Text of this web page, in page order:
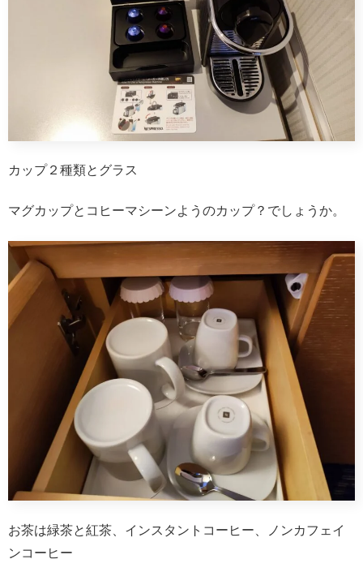
カップ２種類とグラス
マグカップとコヒーマシーンようのカップ？でしょうか。
お茶は緑茶と紅茶、インスタントコーヒー、ノンカフェイ
ンコーヒー